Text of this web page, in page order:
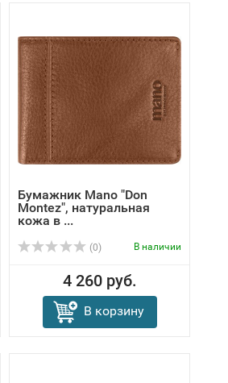
Бумажник Mano "Don
Montez", натуральная
кожа в ...
(0) В наличии
4 260 руб.
В корзину